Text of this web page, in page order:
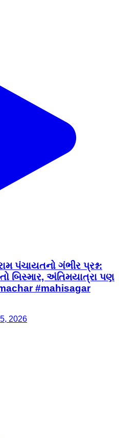
પંચાયતનો ગંભીર પ્રશ્ન:
બિસ્માર, અંતિમયાત્રા પણ
#mahisagar
2026